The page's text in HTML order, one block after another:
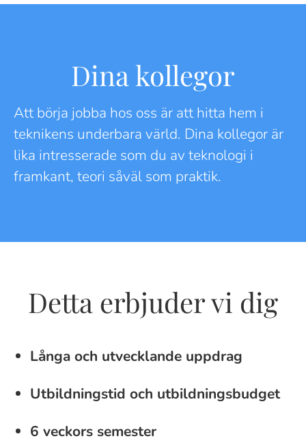
Dina kollegor
Att börja jobba hos oss är att hitta hem i
teknikens underbara värld. Dina kollegor är
lika intresserade som du av teknologi i
framkant, teori såväl som praktik.
Detta erbjuder vi dig
Långa och utvecklande uppdrag
Utbildningstid och utbildningsbudget
6 veckors semester